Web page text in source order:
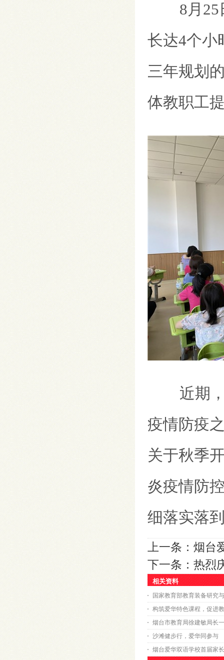
8月25日
长达4个小
三年规划
体教职工
近期，
疫情防疫
关于秋季
炎疫情防
细落实落
上一条： 烟台
下一条： 热烈
相关资料
国家教育部教育装备研究
构筑爱华特色课程，促进
烟台市教育局徐建敏局长
沙滩健步行，爱华同参与
烟台爱华双语学校首届家